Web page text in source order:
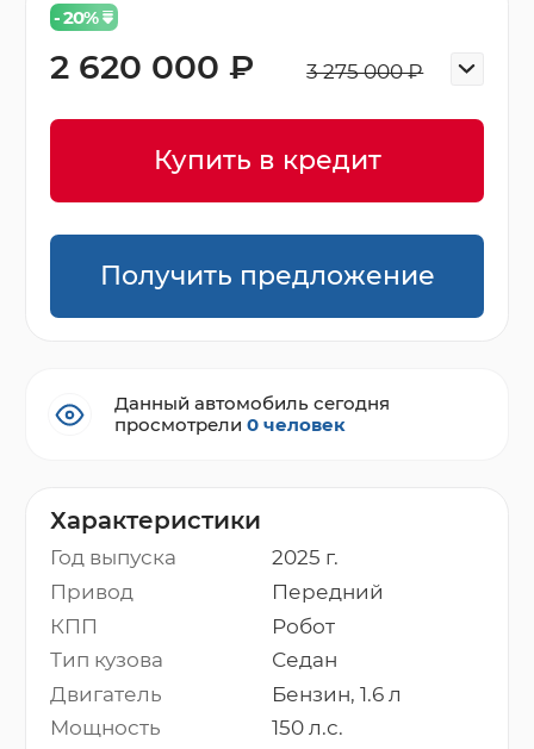
Характеристики
Год выпуска
2025 г.
Привод
Передний
КПП
Робот
Тип кузова
Седан
Двигатель
Бензин, 1.6 л
Мощность
150 л.с.
- 20%
3 275 000 ₽
2 620 000 ₽
Купить в кредит
Получить предложение
Данный автомобиль сегодня
просмотрели0 человек